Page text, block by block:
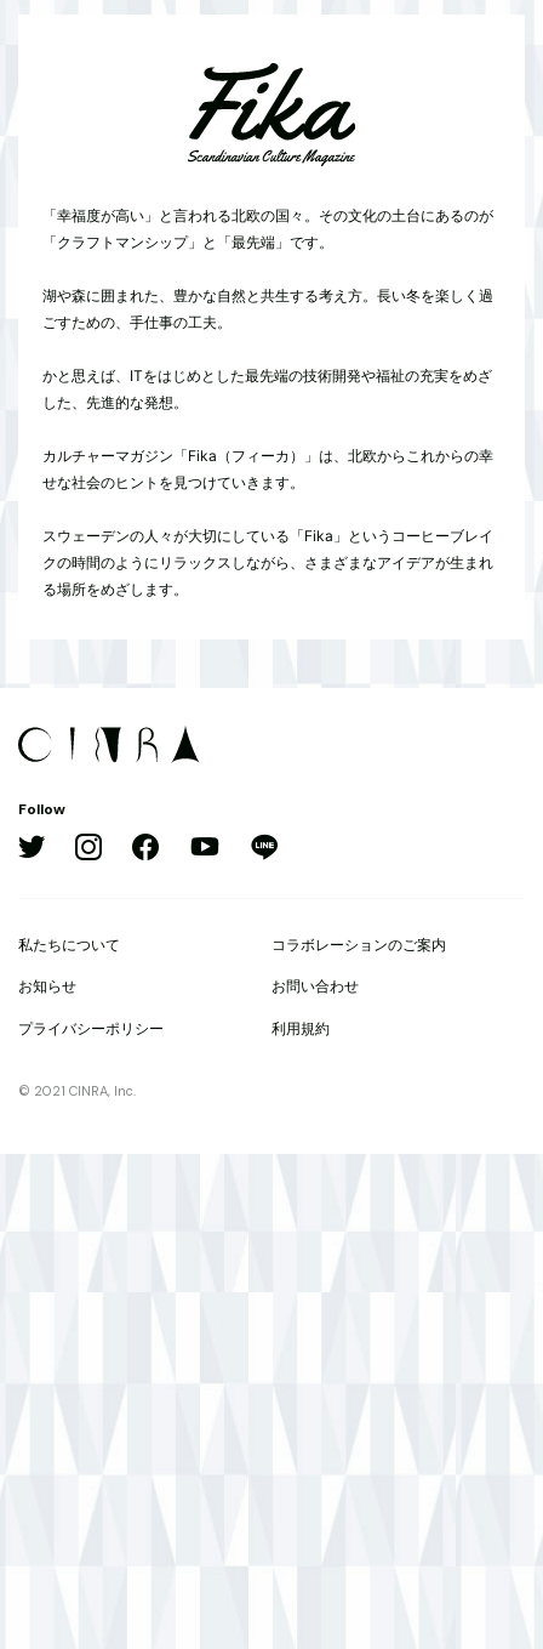
「幸福度が高い」と言われる北欧の国々。その文化の土台にあるのが
「クラフトマンシップ」と「最先端」です。
湖や森に囲まれた、豊かな自然と共生する考え方。長い冬を楽しく過
ごすための、手仕事の工夫。
かと思えば、ITをはじめとした最先端の技術開発や福祉の充実をめざ
した、先進的な発想。
カルチャーマガジン「Fika（フィーカ）」は、北欧からこれからの幸
せな社会のヒントを見つけていきます。
スウェーデンの人々が大切にしている「Fika」というコーヒーブレイ
クの時間のようにリラックスしながら、さまざまなアイデアが生まれ
る場所をめざします。
Follow
私たちについて コラボレーションのご案内
お知らせ お問い合わせ
プライバシーポリシー 利用規約
© 2021 CINRA, Inc.